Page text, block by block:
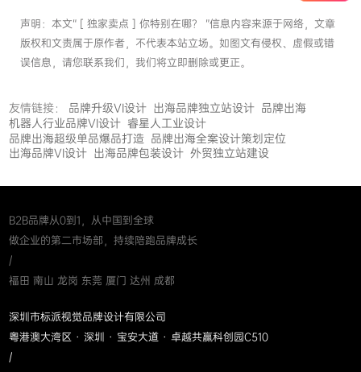
声明：本文“ [ 独家卖点 ] 你特别在哪？ ”信息内容来源于网络，文章
版权和文责属于原作者，不代表本站立场。如图文有侵权、虚假或错
误信息，请您联系我们，我们将立即删除或更正。
友情链接： 品牌升级VI设计 出海品牌独立站设计 品牌出海
机器人行业品牌VI设计 睿星人工业设计
品牌出海超级单品爆品打造 品牌出海全案设计策划定位
出海品牌VI设计 出海品牌包装设计 外贸独立站建设
B2B品牌从0到1，从中国到全球
做企业的第二市场部，持续陪跑品牌成长
/
福田 南山 龙岗 东莞 厦门 达州 成都
深圳市标派视觉品牌设计有限公司
粤港澳大湾区 · 深圳 · 宝安大道 · 卓越共赢科创园C510
/